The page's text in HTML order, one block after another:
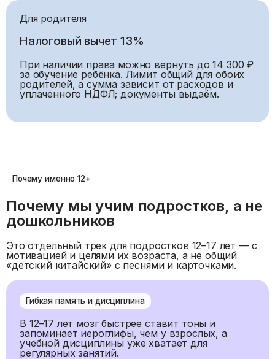
Для родителя
Налоговый вычет 13%
При наличии права можно вернуть до 14 300 ₽
за обучение ребёнка. Лимит общий для обоих
родителей, а сумма зависит от расходов и
уплаченного НДФЛ; документы выдаём.
Почему именно 12+
Почему мы учим подростков, а не
дошкольников
Это отдельный трек для подростков 12–17 лет — с
мотивацией и целями их возраста, а не общий
«детский китайский» с песнями и карточками.
Гибкая память и дисциплина
В 12–17 лет мозг быстрее ставит тоны и
запоминает иероглифы, чем у взрослых, а
учебной дисциплины уже хватает для
регулярных занятий.